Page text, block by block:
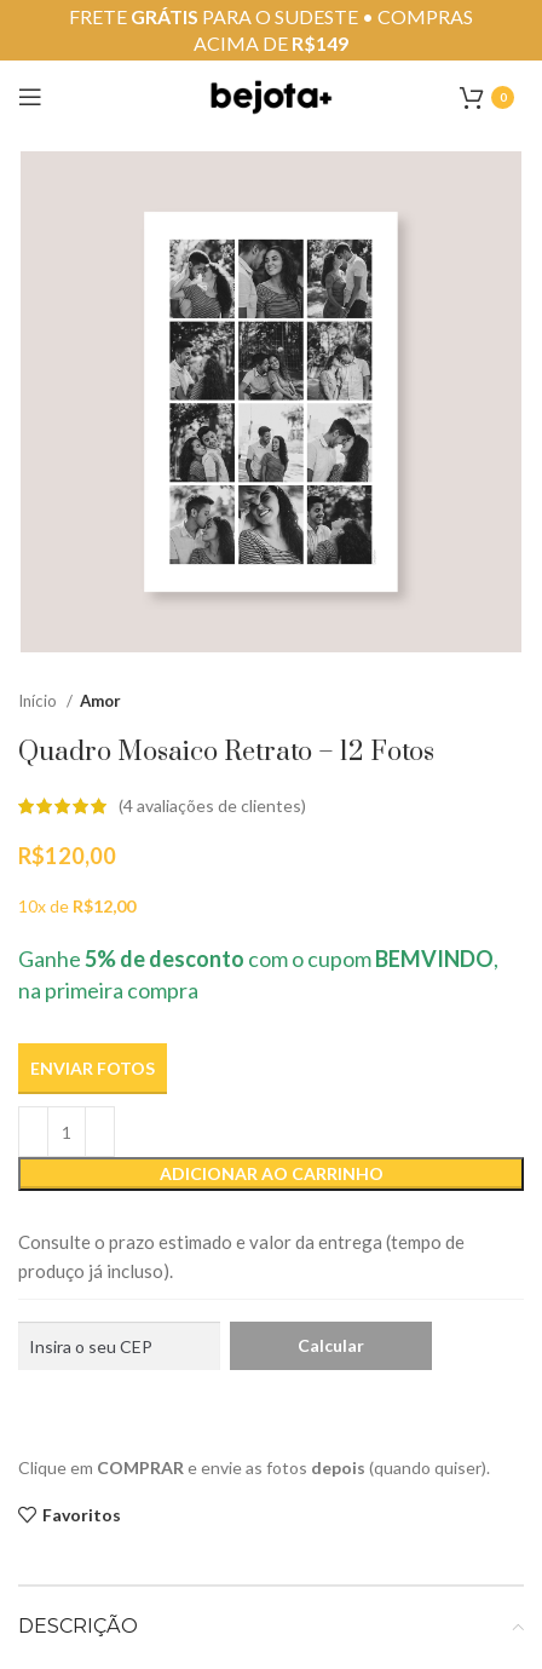
0
Início Amor
Quadro Mosaico Retrato – 12 Fotos
(4avaliações de clientes)
R$120,00
10x de R$12,00
Ganhe5% de desconto com o cupomBEMVINDO,
na primeira compra
ENVIAR FOTOS
ADICIONAR AO CARRINHO
Consulte o prazo estimado e valor da entrega (tempo de
produço já incluso).
Clique em COMPRARe envie as fotos depois (quando quiser).
Favoritos
DESCRIÇÃO
FRETE GRÁTIS PARA O SUDESTE • COMPRAS
ACIMA DE R$149